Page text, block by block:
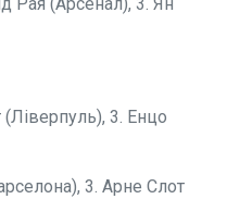
3. Енцо
3. Арне Слот